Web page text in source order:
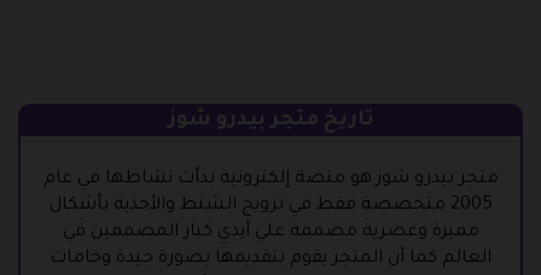
تاريخ متجر بيدرو شوز
متجر بيدرو شوز هو منصة إلكترونية بدأت نشاطها في عام
2005 متخصصة فقط في ترويج الشنط والأحذية بأشكال
مميزة وعصرية مصممة علي أيدي كبار المصممين في
العالم كما أن المتجر يقوم بتقديمها بصورة جيدة وخامات